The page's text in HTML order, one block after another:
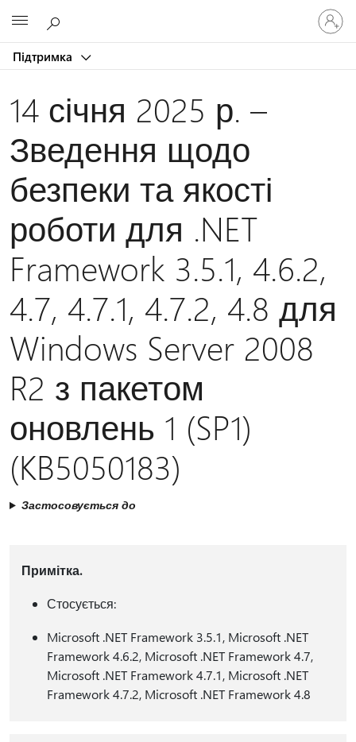
Підтримка
Увійдіть
свій
запис
14 січня 2025 р. –
Зведення щодо
безпеки та якості
роботи для .NET
Framework 3.5.1, 4.6.2,
4.7, 4.7.1, 4.7.2, 4.8 для
Windows Server 2008
R2 з пакетом
оновлень 1 (SP1)
(KB5050183)
Застосовується до
Примітка.
Стосується:
Microsoft .NET Framework 3.5.1, Microsoft .NET
Framework 4.6.2, Microsoft .NET Framework 4.7,
Microsoft .NET Framework 4.7.1, Microsoft .NET
Framework 4.7.2, Microsoft .NET Framework 4.8